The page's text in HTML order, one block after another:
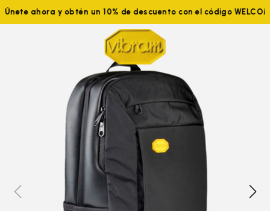
Únete ahora y obtén un 10% de descuento con el código